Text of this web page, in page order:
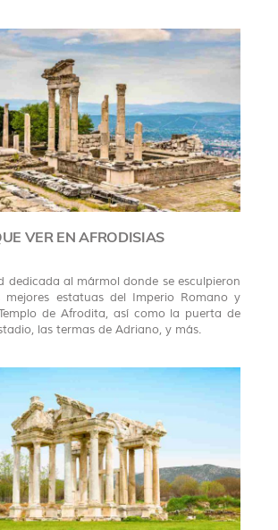
VER EN AFRODISIAS
dedicada al mármol donde se esculpieron
mejores estatuas del Imperio Romano y
de Afrodita, así como la puerta de
las termas de Adriano, y más.